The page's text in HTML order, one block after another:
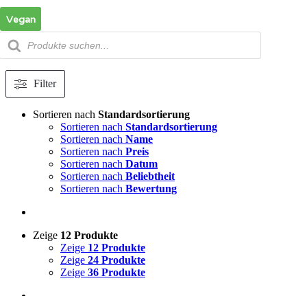
Inhalt
springen
Products
search
Filter
Sortieren nach Standardsortierung
Sortieren nach Standardsortierung
Sortieren nach Name
Sortieren nach Preis
Sortieren nach Datum
Sortieren nach Beliebtheit
Sortieren nach Bewertung
Zeige 12 Produkte
Zeige 12 Produkte
Zeige 24 Produkte
Zeige 36 Produkte
Vegan